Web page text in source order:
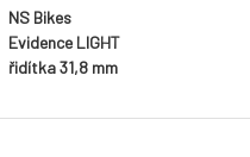
NS Bikes
Evidence LIGHT
řidítka 31,8 mm